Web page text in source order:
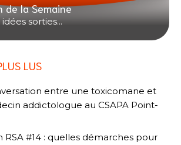
de la Semaine
sorties...
LUS
entre une toxicomane et
addictologue au CSAPA Point-
RSA #14 : quelles démarches pour